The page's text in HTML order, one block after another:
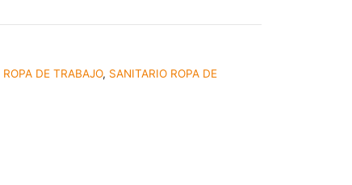
ROPA DE TRABAJO, SANITARIO ROPA DE